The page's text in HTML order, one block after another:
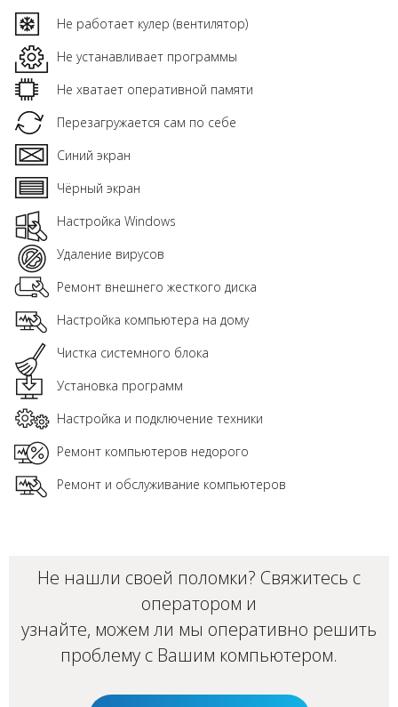
Не работает кулер (вентилятор)
Не устанавливает программы
Не хватает оперативной памяти
Перезагружается сам по себе
Синий экран
Чёрный экран
Настройка Windows
Удаление вирусов
Ремонт внешнего жесткого диска
Настройка компьютера на дому
Чистка системного блока
Установка программ
Настройка и подключение техники
Ремонт компьютеров недорого
Ремонт и обслуживание компьютеров
Не нашли своей поломки? Свяжитесь с
оператором и
узнайте, можем ли мы оперативно решить
проблему с Вашим компьютером.